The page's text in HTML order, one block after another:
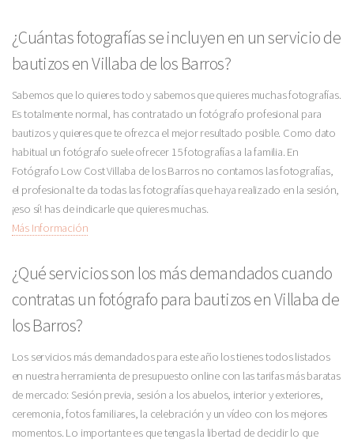
¿Cuántas fotografías se incluyen en un servicio de
bautizos en Villaba de los Barros?
Sabemos que lo quieres todo y sabemos que quieres muchas fotografías.
Es totalmente normal, has contratado un fotógrafo profesional para
bautizos y quieres que te ofrezca el mejor resultado posible. Como dato
habitual un fotógrafo suele ofrecer 15 fotografías a la familia. En
Fotógrafo Low Cost Villaba de los Barros no contamos las fotografías,
el profesional te da todas las fotografías que haya realizado en la sesión,
¡eso sí! has de indicarle que quieres muchas.
Más Información
¿Qué servicios son los más demandados cuando
contratas un fotógrafo para bautizos en Villaba de
los Barros?
Los servicios más demandados para este año los tienes todos listados
en nuestra herramienta de presupuesto online con las tarifas más baratas
de mercado: Sesión previa, sesión a los abuelos, interior y exteriores,
ceremonia, fotos familiares, la celebración y un vídeo con los mejores
momentos. Lo importante es que tengas la libertad de decidir lo que